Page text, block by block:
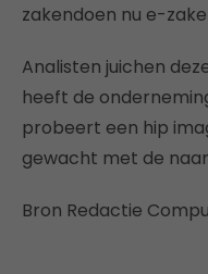
zakendoen nu e-
Analisten juichen
heeft de
probeert een hip
gewacht met de
Bron Redactie